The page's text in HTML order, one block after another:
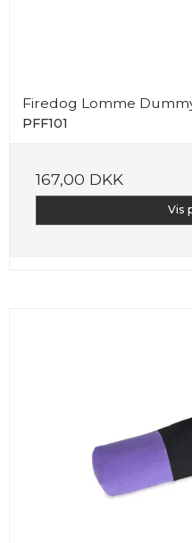
Firedog Lomme
PFF101
167,00 DKK
Vis